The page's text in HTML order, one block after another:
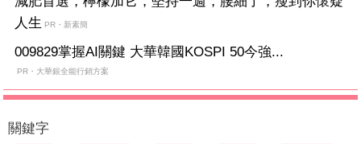
人生
PR・新素簡
009829掌握AI關鍵 大華韓國KOSPI 50今強...
PR・大華銀全能行銷方案
關鍵字